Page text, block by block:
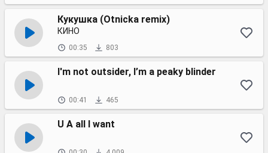
Кукушка (Otnicka remix)
КИНО
00:35 803
I'm not outsider, I’m a peaky blinder
00:41 465
U A all I want